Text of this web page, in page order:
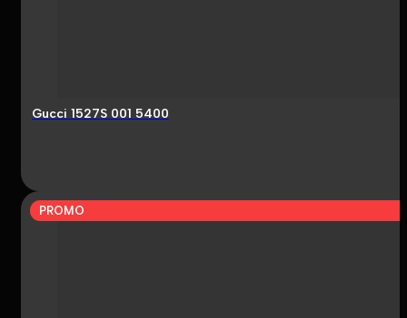
Gucci 1527S 001 5400
PROMO